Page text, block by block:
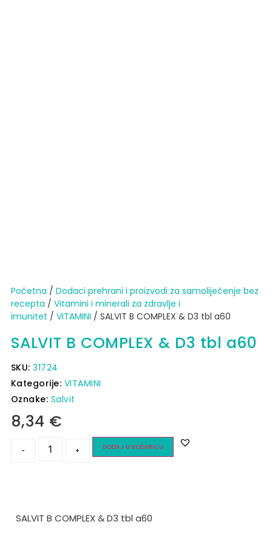
Početna / Dodaci prehrani i proizvodi za samoliječenje bez
recepta / Vitamini i minerali za zdravlje i
imunitet / VITAMINI / SALVIT B COMPLEX & D3 tbl a60
SALVIT B COMPLEX & D3 tbl a60
SKU:31724
Kategorije: VITAMINI
Oznake: Salvit
8,34 €
- + DODAJ U KOŠARICU
SALVIT B COMPLEX & D3 tbl a60